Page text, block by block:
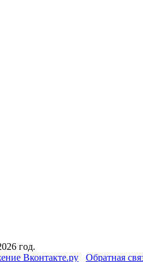
год.
Вконтакте.ру Обратная